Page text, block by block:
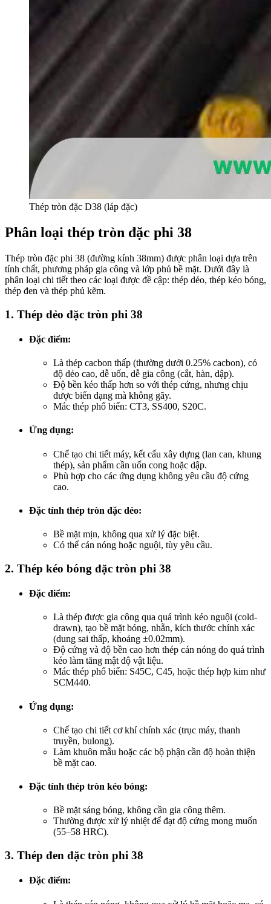
Thép tròn đặc D38 (láp đặc)
Phân loại thép tròn đặc phi 38
Thép tròn đặc phi 38 (đường kính 38mm) được phân loại dựa trên
tính chất, phương pháp gia công và lớp phủ bề mặt. Dưới đây là
phân loại chi tiết theo các loại được đề cập: thép dẻo, thép kéo bóng,
thép đen và thép phủ kẽm.
1. Thép dẻo đặc tròn phi 38
Đặc điểm:
Là thép cacbon thấp (thường dưới 0.25% cacbon), có
độ dẻo cao, dễ uốn, dễ gia công (cắt, hàn, dập).
Độ bền kéo thấp hơn so với thép cứng, nhưng chịu
được biến dạng mà không gãy.
Mác thép phổ biến: CT3, SS400, S20C.
Ứng dụng:
Chế tạo chi tiết máy, kết cấu xây dựng (lan can, khung
thép), sản phẩm cần uốn cong hoặc dập.
Phù hợp cho các ứng dụng không yêu cầu độ cứng
cao.
Đặc tính thép tròn đặc dẻo:
Bề mặt mịn, không qua xử lý đặc biệt.
Có thể cán nóng hoặc nguội, tùy yêu cầu.
2. Thép kéo bóng đặc tròn phi 38
Đặc điểm:
Là thép được gia công qua quá trình kéo nguội (cold-
drawn), tạo bề mặt bóng, nhẵn, kích thước chính xác
(dung sai thấp, khoảng ±0.02mm).
Độ cứng và độ bền cao hơn thép cán nóng do quá trình
kéo làm tăng mật độ vật liệu.
Mác thép phổ biến: S45C, C45, hoặc thép hợp kim như
SCM440.
Ứng dụng:
Chế tạo chi tiết cơ khí chính xác (trục máy, thanh
truyền, bulong).
Làm khuôn mẫu hoặc các bộ phận cần độ hoàn thiện
bề mặt cao.
Đặc tính thép tròn kéo bóng:
Bề mặt sáng bóng, không cần gia công thêm.
Thường được xử lý nhiệt để đạt độ cứng mong muốn
(55–58 HRC).
3. Thép đen đặc tròn phi 38
Đặc điểm: